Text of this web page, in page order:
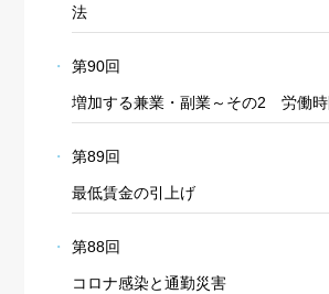
法
第90回
増加する兼業・副業～その2 労働
第89回
最低賃金の引上げ
第88回
コロナ感染と通勤災害